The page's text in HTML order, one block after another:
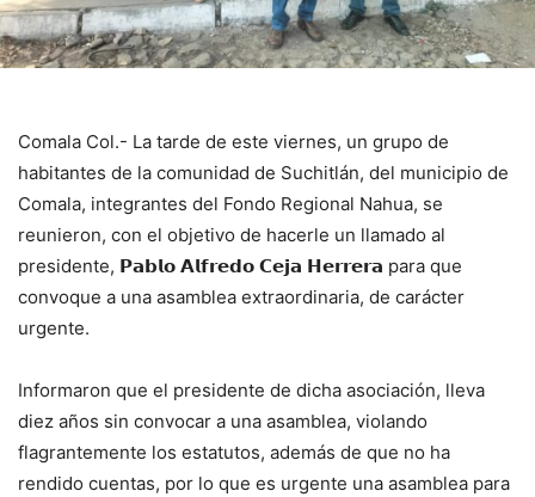
Comala Col.- La tarde de este viernes, un grupo de
habitantes de la comunidad de Suchitlán, del municipio de
Comala, integrantes del Fondo Regional Nahua, se
reunieron, con el objetivo de hacerle un llamado al
presidente, 𝗣𝗮𝗯𝗹𝗼 𝗔𝗹𝗳𝗿𝗲𝗱𝗼 𝗖𝗲𝗷𝗮 𝗛𝗲𝗿𝗿𝗲𝗿𝗮 para que
convoque a una asamblea extraordinaria, de carácter
urgente.
Informaron que el presidente de dicha asociación, lleva
diez años sin convocar a una asamblea, violando
flagrantemente los estatutos, además de que no ha
rendido cuentas, por lo que es urgente una asamblea para